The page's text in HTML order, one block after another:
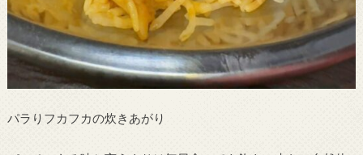
パラりフカフカの炊きあがり